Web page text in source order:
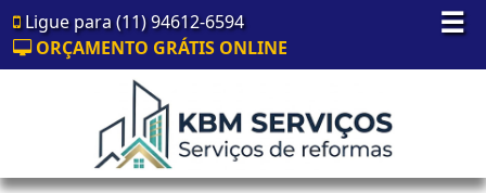
☰
Ligue para (11) 94612-6594
ORÇAMENTO GRÁTIS ONLINE